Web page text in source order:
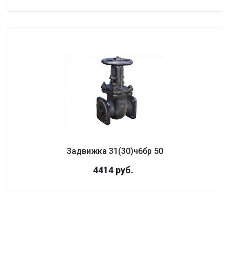
Задвижка 31(30)ч6бр 50
4414 руб.